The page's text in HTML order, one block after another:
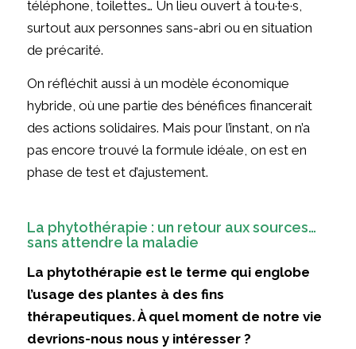
téléphone, toilettes… Un lieu ouvert à tou·te·s,
surtout aux personnes sans-abri ou en situation
de précarité.
On réfléchit aussi à un modèle économique
hybride, où une partie des bénéfices financerait
des actions solidaires. Mais pour l’instant, on n’a
pas encore trouvé la formule idéale, on est en
phase de test et d’ajustement.
La phytothérapie : un retour aux sources…
sans attendre la maladie
La phytothérapie est le terme qui englobe
l’usage des plantes à des fins
thérapeutiques. À quel moment de notre vie
devrions-nous nous y intéresser ?